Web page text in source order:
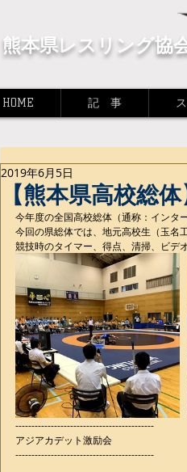
熊本県レスリング協
【熊本県高校総
2019年6月5日
今年度の全国高校総体（通称：インタ
今回の県総体では、地元高校生（玉名
競技時のタイマー、得点、清掃、ビデ
-------------------------------------------
アジアカデット激励会
-------------------------------------------
HOME 記 事